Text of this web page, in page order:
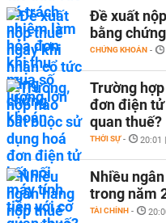
Đề xuất
bằng
CHỨNG KHOÁN -
Trường
đơn điện
quan thuế?
THỜI SỰ - 20:01
Nhiều
trong năm
TÀI CHÍNH -